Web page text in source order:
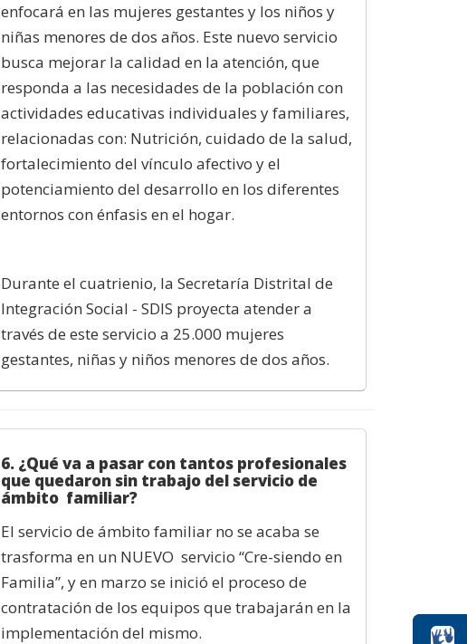
enfocará en las mujeres gestantes y los niños y
niñas menores de dos años. Este nuevo servicio
busca mejorar la calidad en la atención, que
responda a las necesidades de la población con
actividades educativas individuales y familiares,
relacionadas con: Nutrición, cuidado de la salud,
fortalecimiento del vínculo afectivo y el
potenciamiento del desarrollo en los diferentes
entornos con énfasis en el hogar.
Durante el cuatrienio, la Secretaría Distrital de
Integración Social - SDIS proyecta atender a
través de este servicio a 25.000 mujeres
gestantes, niñas y niños menores de dos años.
6. ¿Qué va a pasar con tantos profesionales
que quedaron sin trabajo del servicio de
ámbito familiar?
El servicio de ámbito familiar no se acaba se
trasforma en un NUEVO servicio “Cre-siendo en
Familia”, y en marzo se inició el proceso de
contratación de los equipos que trabajarán en la
implementación del mismo.